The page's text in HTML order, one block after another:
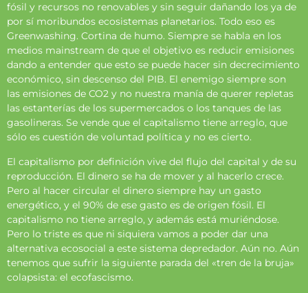
fósil y recursos no renovables y sin seguir dañando los ya de
por sí moribundos ecosistemas planetarios. Todo eso es
Greenwashing. Cortina de humo. Siempre se habla en los
medios mainstream de que el objetivo es reducir emisiones
dando a entender que esto se puede hacer sin decrecimiento
económico, sin descenso del PIB. El enemigo siempre son
las emisiones de CO2 y no nuestra manía de querer repletas
las estanterías de los supermercados o los tanques de las
gasolineras. Se vende que el capitalismo tiene arreglo, que
sólo es cuestión de voluntad política y no es cierto.
El capitalismo por definición vive del flujo del capital y de su
reproducción. El dinero se ha de mover y al hacerlo crece.
Pero al hacer circular el dinero siempre hay un gasto
energético, y el 90% de ese gasto es de origen fósil. El
capitalismo no tiene arreglo, y además está muriéndose.
Pero lo triste es que ni siquiera vamos a poder dar una
alternativa ecosocial a este sistema depredador. Aún no. Aún
tenemos que sufrir la siguiente parada del «tren de la bruja»
colapsista: el ecofascismo.